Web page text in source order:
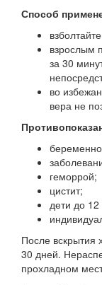
Способ
взрослым
за 30
во
вера не
геморрой;
цистит;
дети до 12
После вскрытия
30 дней.
прохладном